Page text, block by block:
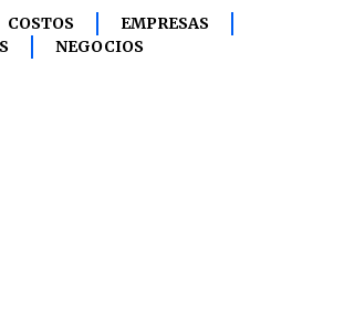
COSTOS
EMPRESAS
NEGOCIOS